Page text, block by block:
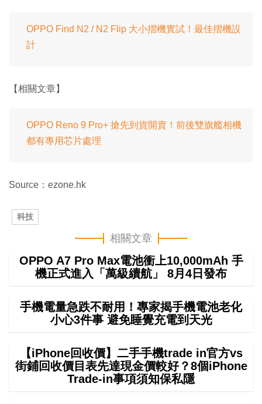
OPPO Find N2 / N2 Flip 大小摺機實試！最佳摺機設
計
【相關文章】
OPPO Reno 9 Pro+ 搶先到貨開賣！前後雙旗艦相機
都有專用芯片處理
Source：ezone.hk
科技
相關文章
OPPO A7 Pro Max電池衝上10,000mAh 手
機正式進入「萬級續航」 8月4日發布
手機電量急跌不耐用！專家揭手機電池老化
小心3件事 避免睡覺充電到天光
【iPhone回收價】二手手機trade in官方vs
街鋪回收價目表先達現金價較好？8個iPhone
Trade-in事項須知保私隱